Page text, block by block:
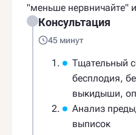
"меньше нервничайте"
Консультация
45 минут
Тщательный
бесплодия,
выкидыши,
Анализ
выписок